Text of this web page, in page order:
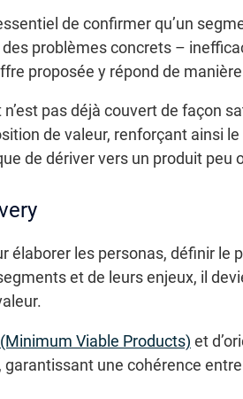
de confirmer qu’un
problèmes concrets –
proposée y répond de
pas déjà couvert de façon
de valeur, renforçant ainsi le
de dériver vers un produit peu
élaborer les personas, définir le
et de leurs enjeux, il
Viable Products) et
une cohérence